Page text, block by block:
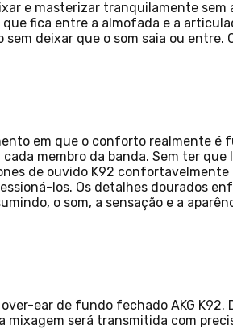
e masterizar tranquilamente
fica entre a almofada e a
deixar que o som saia ou entre.
em que o conforto realmente é
membro da banda. Sem ter que
de ouvido K92
los. Os detalhes dourados
o som, a sensação e a
ear de fundo fechado AKG K92.
será transmitida com